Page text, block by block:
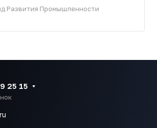
Развития Промышленности
25 15